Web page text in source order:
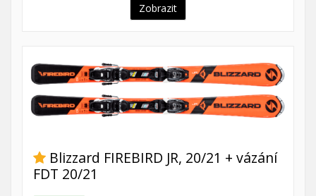
Zobrazit
Blizzard FIREBIRD JR, 20/21 + vázání
FDT 20/21